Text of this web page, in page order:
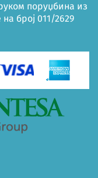
поруџбина из
број 011/2629